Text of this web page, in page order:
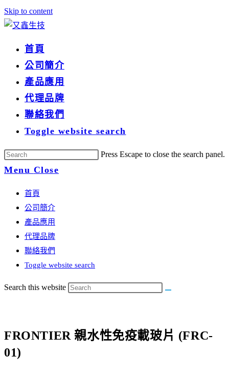
Skip to content
首頁
公司簡介
產品應用
代理品牌
聯絡我們
Toggle website search
Press Escape to close the search panel.
Menu Close
首頁
公司簡介
產品應用
代理品牌
聯絡我們
Toggle website search
Search this website
FRONTIER 親水性免疫載玻片 (FRC-
01)